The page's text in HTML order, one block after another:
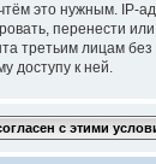
это нужным.
перенести
третьим лицам
доступу к ней.